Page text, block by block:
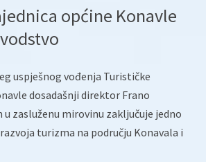
općine Konavle
uspješnog vođenja Turističke
dosadašnji direktor Frano
zasluženu mirovinu zaključuje jedno
turizma na području Konavala i